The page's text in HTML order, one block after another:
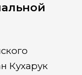
Кухарук